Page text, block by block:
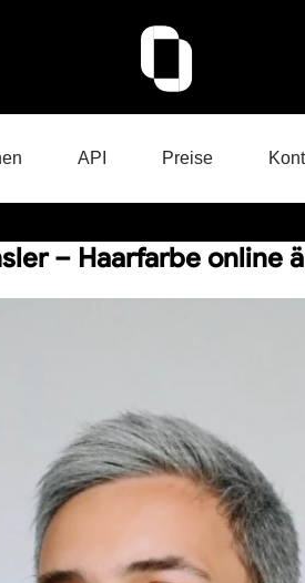
API Preise
– Haarfarbe online